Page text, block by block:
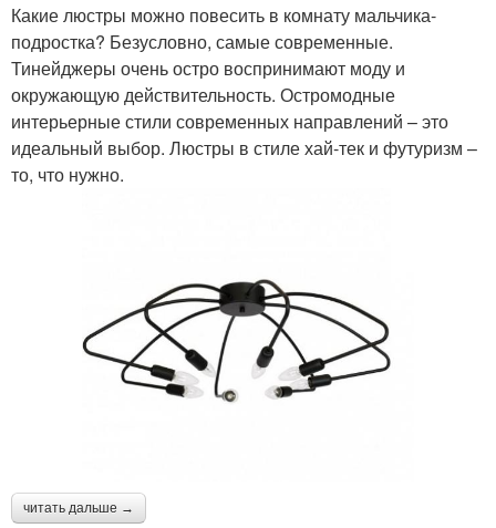
Какие люстры можно повесить в комнату мальчика-
подростка? Безусловно, самые современные.
Тинейджеры очень остро воспринимают моду и
окружающую действительность. Остромодные
интерьерные стили современных направлений – это
идеальный выбор. Люстры в стиле хай-тек и футуризм –
то, что нужно.
читать дальше →